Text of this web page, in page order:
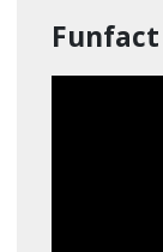
Funfact